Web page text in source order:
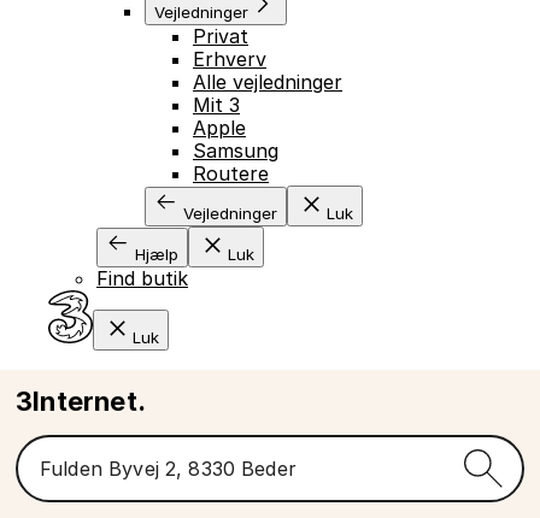
Vejledninger
Privat
Erhverv
Alle vejledninger
Mit 3
Apple
Samsung
Routere
Vejledninger Luk
Hjælp Luk
Find butik
Luk
3Internet.